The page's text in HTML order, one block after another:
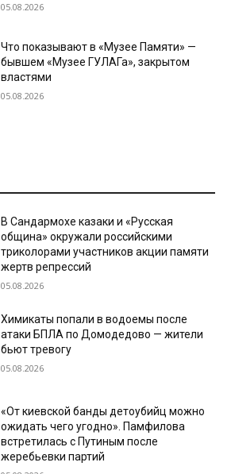
05.08.2026
Что показывают в «Музее Памяти» —
бывшем «Музее ГУЛАГа», закрытом
властями
05.08.2026
В Сандармохе казаки и «Русская
община» окружали российскими
триколорами участников акции памяти
жертв репрессий
05.08.2026
Химикаты попали в водоемы после
атаки БПЛА по Домодедово — жители
бьют тревогу
05.08.2026
«От киевской банды детоубийц можно
ожидать чего угодно». Памфилова
встретилась с Путиным после
жеребьевки партий